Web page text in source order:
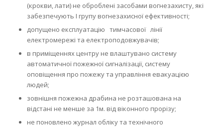
(крокви, лати) не оброблені засобами вогнезахисту, які
забезпечують І групу вогнезахисної ефективності;
допущено експлуатацію тимчасової лінії
електромережі та електроподовжувачів;
в приміщеннях центру не влаштувано систему
автоматичної пожежної сигналізації, систему
оповіщення про пожежу та управління евакуацією
людей;
зовнішня пожежна драбина не розташована на
відстані не менше за 1м. від віконного прорізу;
не поновлено журнал обліку та технічного